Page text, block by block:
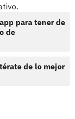
para tener de
de
de lo mejor